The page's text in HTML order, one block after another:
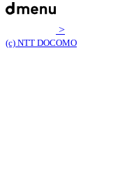
>
(c) NTT DOCOMO